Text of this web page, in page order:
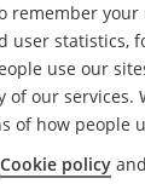
В
remember
user statistics,
use our
our services.
of how people
Cookie policy and